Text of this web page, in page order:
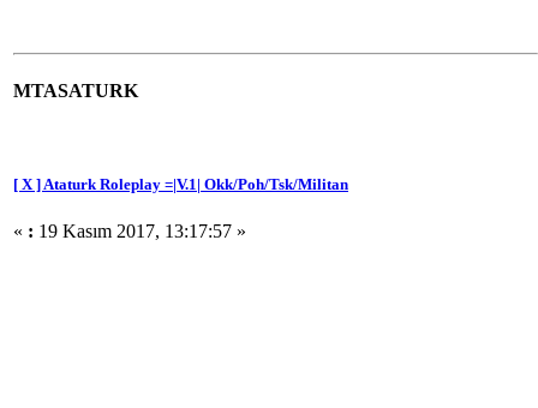
MTASATURK
[ X ] Ataturk Roleplay =|V.1| Okk/Poh/Tsk/Militan
« : 19 Kasım 2017, 13:17:57 »